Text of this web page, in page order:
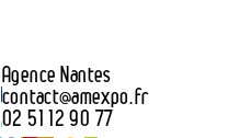
Agence Nantes
contact@amexpo.fr
02 51 12 90 77